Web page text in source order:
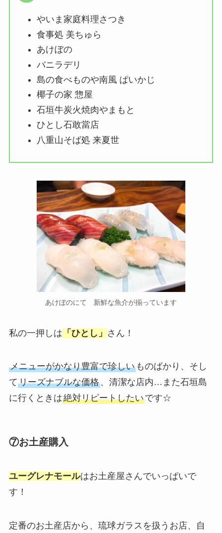
やいま家庭料理さつき
食事処 美ちゅら
あけぼの
バニラデリ
島の食べものや南風 ぱいかじ
椰子の家 惣屋
石垣牛炭火焼肉やまもと
ひとし石敢當店
八重山そば処 来夏世
あけぼのにて 新鮮な魚介が揃っています
私の一押しは 「ひとし」 さん！
メニューがかなり豊富で珍しいものばかり、そし
てリーズナブルな価格、清潔な店内…また石垣島
に行くときは絶対リピートしたいです☆
⑦お土産購入
ユーグレナモールはお土産屋さんでいっぱいで
す！
定番のお土産店から、琉球ガラスを扱うお店、自